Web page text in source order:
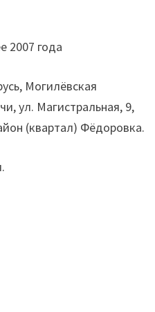
2007 года
Могилёвская
ул. Магистральная, 9,
(квартал) Фёдоровка.